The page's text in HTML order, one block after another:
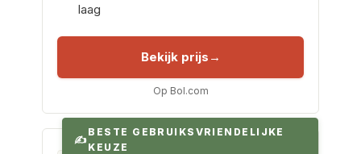
laag
Bekijk prijs
Op Bol.com
BESTE GEBRUIKSVRIENDELIJKE
KEUZE